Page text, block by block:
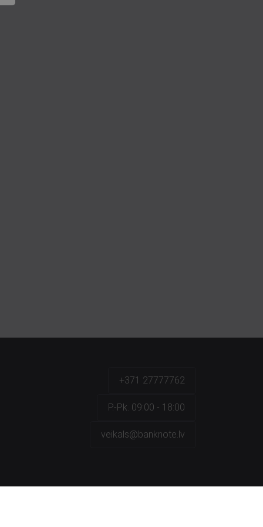
+371 27777762
P.-Pk. 09:00 - 18:00
veikals@banknote.lv